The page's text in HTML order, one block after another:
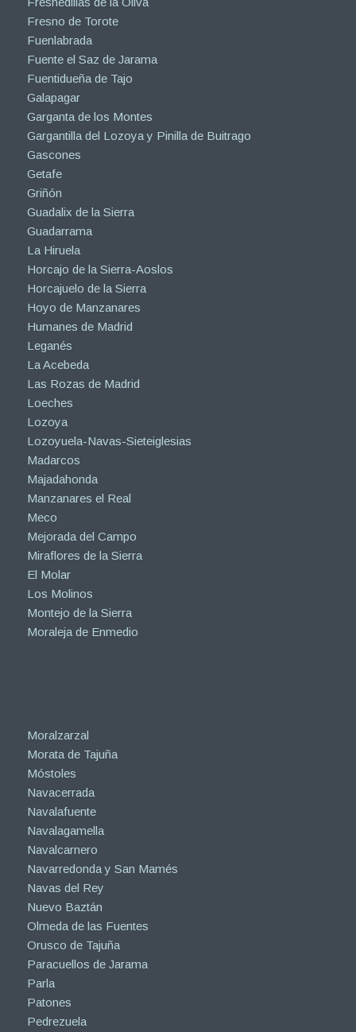
Fresno de Torote
Fuenlabrada
Fuente el Saz de Jarama
Fuentidueña de Tajo
Galapagar
Garganta de los Montes
Gargantilla del Lozoya y Pinilla de Buitrago
Gascones
Getafe
Griñón
Guadalix de la Sierra
Guadarrama
La Hiruela
Horcajo de la Sierra-Aoslos
Horcajuelo de la Sierra
Hoyo de Manzanares
Humanes de Madrid
Leganés
La Acebeda
Las Rozas de Madrid
Loeches
Lozoya
Lozoyuela-Navas-Sieteiglesias
Madarcos
Majadahonda
Manzanares el Real
Meco
Mejorada del Campo
Miraflores de la Sierra
El Molar
Los Molinos
Montejo de la Sierra
Moraleja de Enmedio
Moralzarzal
Morata de Tajuña
Móstoles
Navacerrada
Navalafuente
Navalagamella
Navalcarnero
Navarredonda y San Mamés
Navas del Rey
Nuevo Baztán
Olmeda de las Fuentes
Orusco de Tajuña
Paracuellos de Jarama
Parla
Patones
Pedrezuela